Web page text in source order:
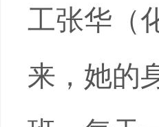
工张华（
来，她的